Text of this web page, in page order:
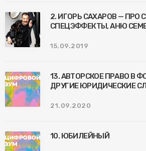
2. ИГОРЬ САХАРОВ — ПРО
СПЕЦЭФФЕКТЫ, АНЮ
15.09.2019
13. АВТОРСКОЕ ПРАВО В
ДРУГИЕ ЮРИДИЧЕСКИЕ
21.09.2020
10. ЮБИЛЕЙНЫЙ